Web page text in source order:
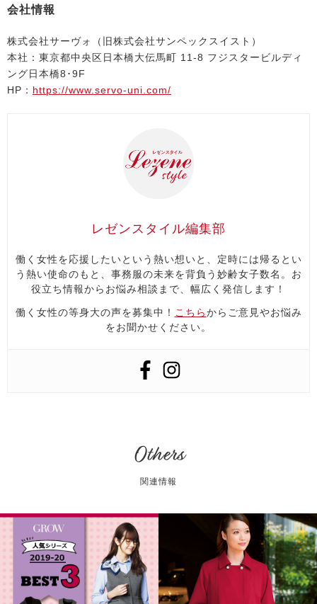
会社情報
株式会社サーヴォ（旧株式会社サンペックスイスト）
本社：東京都中央区日本橋大伝馬町 11-8 フジスタービルディ
ング日本橋8･9F
HP： https://www.servo-uni.com/
レゼンスタイル編集部
働く女性を応援したいという熱い想いと、定時には帰るとい
う熱い使命のもと、事務服の未来を背負う妙齢女子数名。お
役立ち情報からお悩み相談まで、幅広く発信します！
働く女性の等身大の声を募集中！ こちらからご意見やお悩み
をお聞かせください。
Others
関連情報